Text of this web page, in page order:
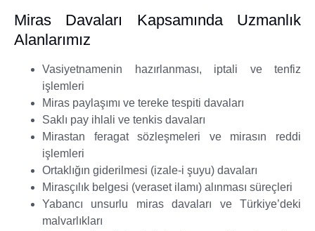
Miras Davaları Kapsamında Uzmanlık
Alanlarımız
Vasiyetnamenin hazırlanması, iptali ve tenfiz
işlemleri
Miras paylaşımı ve tereke tespiti davaları
Saklı pay ihlali ve tenkis davaları
Mirastan feragat sözleşmeleri ve mirasın reddi
işlemleri
Ortaklığın giderilmesi (izale-i şuyu) davaları
Mirasçılık belgesi (veraset ilamı) alınması süreçleri
Yabancı unsurlu miras davaları ve Türkiye’deki
malvarlıkları